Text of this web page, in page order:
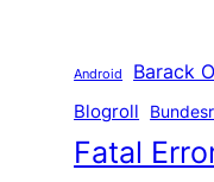
Android Barack
Blogroll
Fatal